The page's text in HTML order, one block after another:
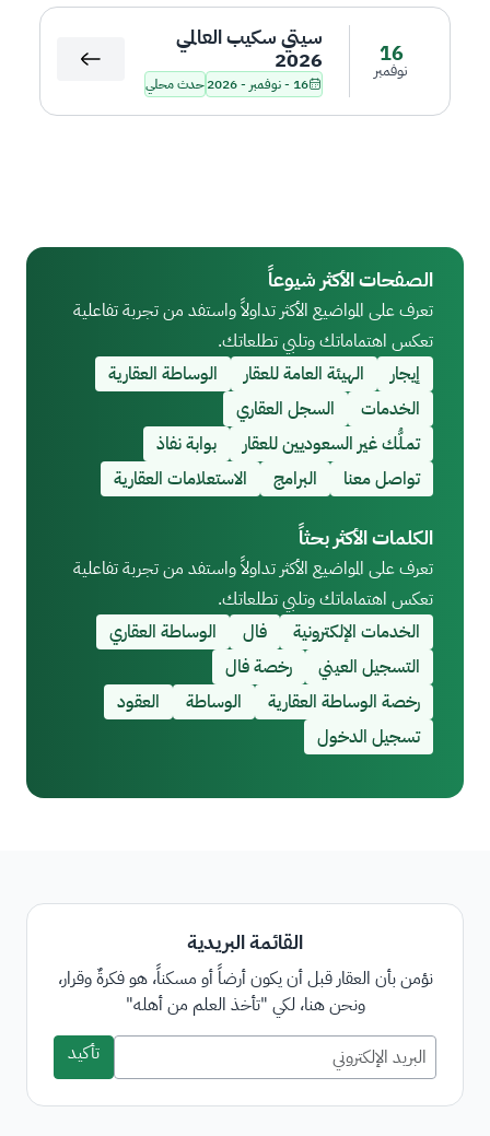
16
نوفمبر
سيتي سكيب العالمي
2026
16 - نوفمبر - 2026 حدث محلي
الصفحات الأكثر شيوعاً
تعرف على المواضيع الأكثر تداولاً واستفد من تجربة تفاعلية
تعكس اهتماماتك وتلبي تطلعاتك.
إيجار
الهيئة العامة للعقار
الوساطة العقارية
الخدمات
السجل العقاري
تمـلُّك غير السعوديين للعقار
بوابة نفاذ
تواصل معنا
البرامج الاستعلامات العقارية
الكلمات الأكثر بحثاً
تعرف على المواضيع الأكثر تداولاً واستفد من تجربة تفاعلية
تعكس اهتماماتك وتلبي تطلعاتك.
الخدمات الإلكترونية
فال
الوساطة العقاري
التسجيل العيني
رخصة فال
رخصة الوساطة العقارية
الوساطة
العقود
تسجيل الدخول
القائمة البريدية
نؤمن بأن العقار قبل أن يكون أرضاً أو مسكناً، هو فكرةٌ وقرار،
ونحن هنا، لكي "تأخذ العلم من أهله"
تأكيد